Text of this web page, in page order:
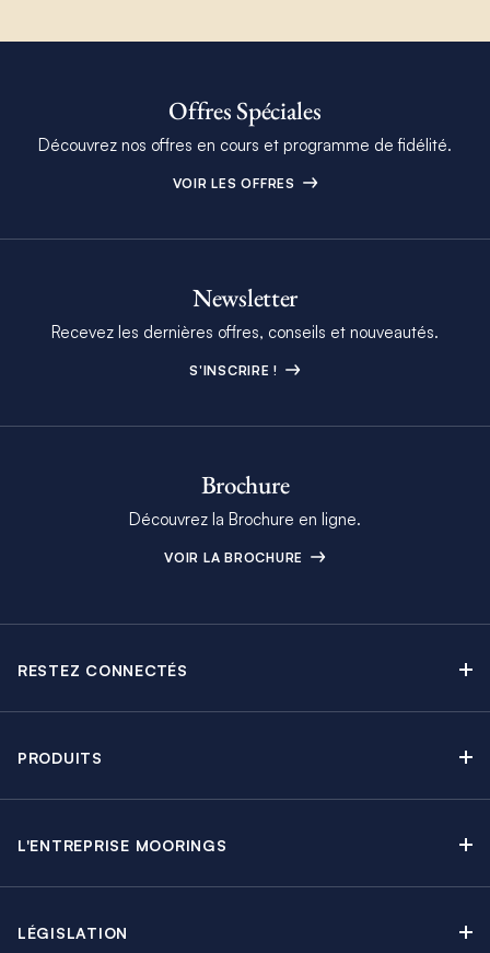
Offres Spéciales
Découvrez nos offres en cours et programme de fidélité.
VOIR LES OFFRES
Newsletter
Recevez les dernières offres, conseils et nouveautés.
S'INSCRIRE !
Brochure
Découvrez la Brochure en ligne.
VOIR LA BROCHURE
RESTEZ CONNECTÉS
Offres en cours
PRODUITS
Groupes & Incentives
L'ENTREPRISE MOORINGS
LÉGISLATION